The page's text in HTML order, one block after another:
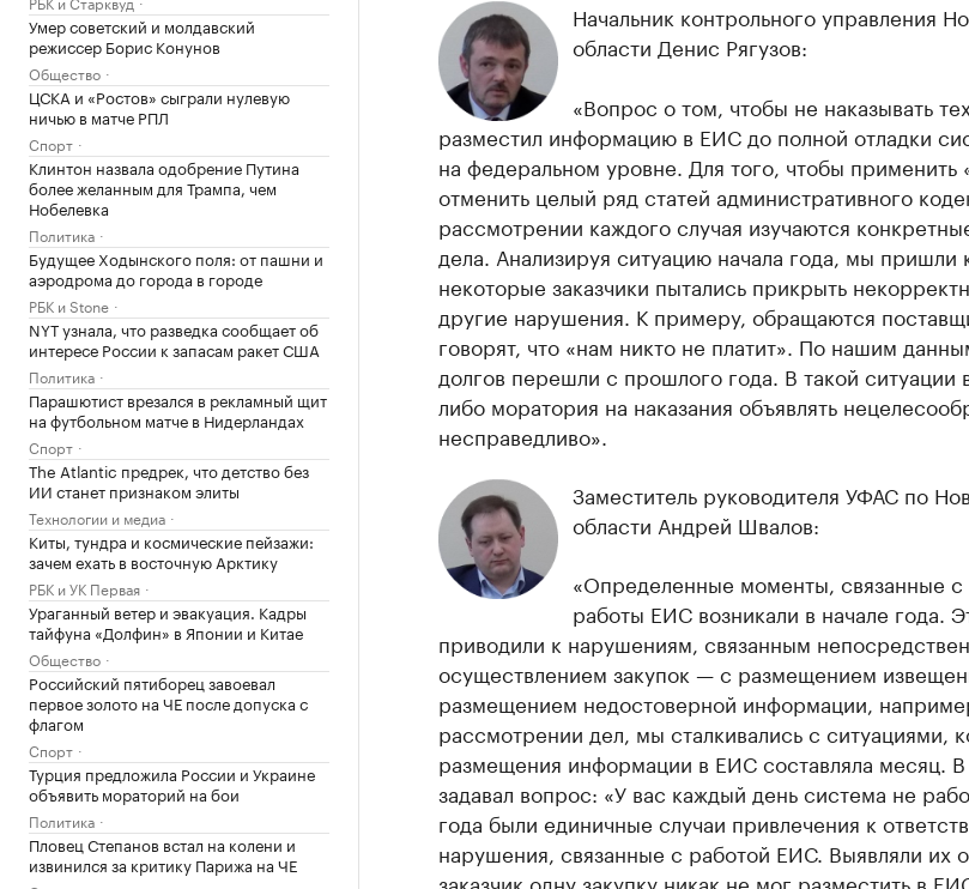
Умер советский и молдавский
режиссер Борис Конунов
Общество
ЦСКА и «Ростов» сыграли нулевую
ничью в матче РПЛ
Спорт
Клинтон назвала одобрение Путина
более желанным для Трампа, чем
Нобелевка
Политика
Будущее Ходынского поля: от пашни и
аэродрома до города в городе
РБК и Stone
NYT узнала, что разведка сообщает об
интересе России к запасам ракет США
Политика
Парашютист врезался в рекламный щит
на футбольном матче в Нидерландах
Спорт
The Atlantic предрек, что детство без
ИИ станет признаком элиты
Технологии и медиа
Киты, тундра и космические пейзажи:
зачем ехать в восточную Арктику
РБК и УК Первая
Ураганный ветер и эвакуация. Кадры
тайфуна «Долфин» в Японии и Китае
Общество
Российский пятиборец завоевал
первое золото на ЧЕ после допуска с
флагом
Спорт
Турция предложила России и Украине
объявить мораторий на бои
Политика
Пловец Степанов встал на колени и
извинился за критику Парижа на ЧЕ
Начальник контрольного управления
области Денис Рягузов:
«Вопрос о том, чтобы не наказывать
разместил информацию в ЕИС до полной отладки
на федеральном уровне. Для того, чтобы
отменить целый ряд статей административного
рассмотрении каждого случая изучаются
дела. Анализируя ситуацию начала года, мы пришли
некоторые заказчики пытались прикрыть
другие нарушения. К примеру, обращаются
говорят, что «нам никто не платит». По нашим
долгов перешли с прошлого года. В такой ситуации
либо моратория на наказания объявлять
несправедливо».
Заместитель руководителя УФАС по
области Андрей Швалов:
«Определенные моменты, связанные с
работы ЕИС возникали в начале года.
приводили к нарушениям, связанным
осуществлением закупок — с размещением
размещением недостоверной информации,
рассмотрении дел, мы сталкивались с ситуациями,
размещения информации в ЕИС составляла месяц. В
задавал вопрос: «У вас каждый день система не
года были единичные случаи привлечения к
нарушения, связанные с работой ЕИС. Выявляли их
заказчик одну закупку никак не мог разместить в